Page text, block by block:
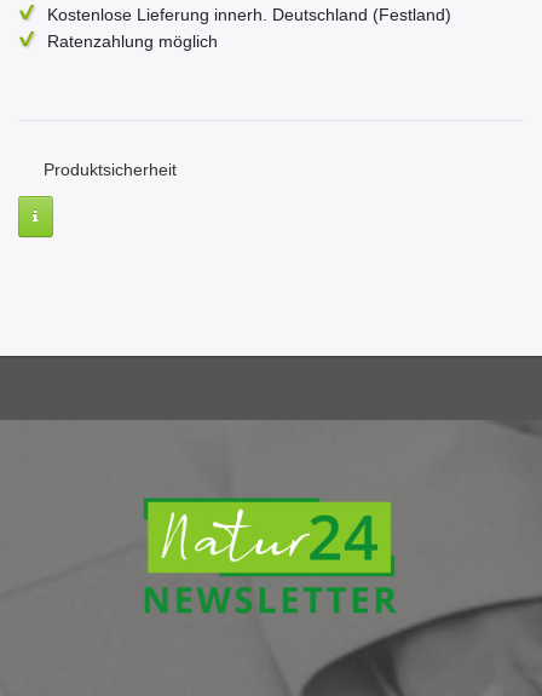
Kostenlose Lieferung innerh. Deutschland (Festland)
Ratenzahlung möglich
Produktsicherheit